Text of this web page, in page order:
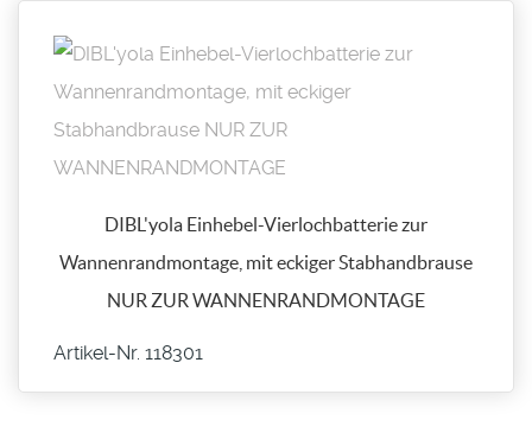
DIBL'yola Einhebel-Vierlochbatterie zur
Wannenrandmontage, mit eckiger Stabhandbrause
NUR ZUR WANNENRANDMONTAGE
Artikel-Nr. 118301